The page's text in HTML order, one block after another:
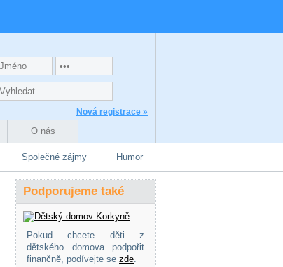
Nová registrace »
O nás
Společné zájmy Humor
Podporujeme také
Pokud chcete děti z
dětského domova podpořit
finančně, podívejte se zde.